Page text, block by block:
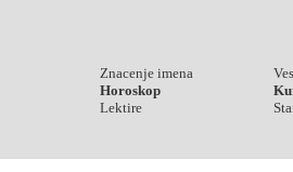
Znacenje imena
Horoskop
Lektire